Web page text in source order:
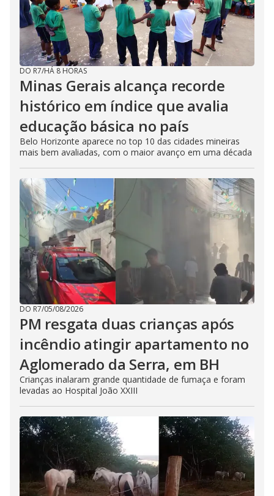
DO R7/HÁ 8 HORAS
Minas Gerais alcança recorde
histórico em índice que avalia
educação básica no país
Belo Horizonte aparece no top 10 das cidades mineiras
mais bem avaliadas, com o maior avanço em uma década
DO R7/05/08/2026
PM resgata duas crianças após
incêndio atingir apartamento no
Aglomerado da Serra, em BH
Crianças inalaram grande quantidade de fumaça e foram
levadas ao Hospital João XXIII